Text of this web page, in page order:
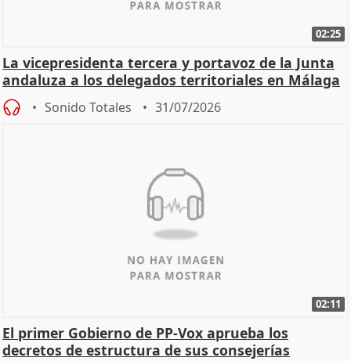
02:25
La vicepresidenta tercera y portavoz de la Junta
andaluza a los delegados territoriales en Málaga
Sonido Totales 31/07/2026
02:11
El primer Gobierno de PP-Vox aprueba los
decretos de estructura de sus consejerías